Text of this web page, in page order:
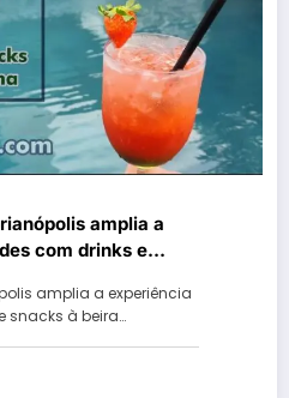
amplia a
com drinks e
amplia a experiência
snacks à beira…